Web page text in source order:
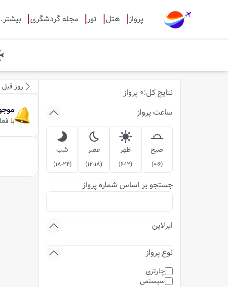
پرواز هتل تور مجله گردشگری بیشتر
نتایج کل:
0 پرواز
ساعت پرواز
صبح
(
0-6
)
ظهر
(
6-12
)
عصر
(
12-18
)
شب
(
18-24
)
جستجو بر اساس شماره پرواز
ایرلاین
نوع پرواز
چارتری
سیستمی
روز قبل
با